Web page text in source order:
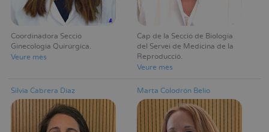
Coordinadora Secció
Ginecologia Quirúrgica
Veure mès
Cap de la Secció de Biologia
del Servei de Medicina de la
Reproducció
Veure mès
Silvia Cabrera Díaz Marta Colodrón Belío